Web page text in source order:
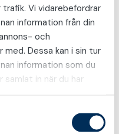
Vi vidarebefordrar
information från din
och
Dessa kan i sin tur
information som du
samlat in när du har